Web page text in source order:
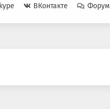
ВКонтакте Форум